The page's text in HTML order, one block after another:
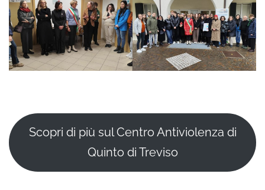
Scopri di più sul Centro Antiviolenza di
Quinto di Treviso